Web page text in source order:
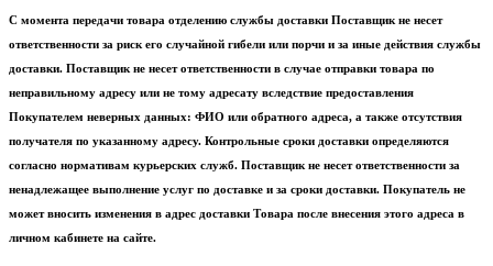
С момента передачи товара отделению службы доставки Поставщик не несет
ответственности за риск его случайной гибели или порчи и за иные действия службы
доставки. Поставщик не несет ответственности в случае отправки товара по
неправильному адресу или не тому адресату вследствие предоставления
Покупателем неверных данных: ФИО или обратного адреса, а также отсутствия
получателя по указанному адресу. Контрольные сроки доставки определяются
согласно нормативам курьерских служб. Поставщик не несет ответственности за
ненадлежащее выполнение услуг по доставке и за сроки доставки. Покупатель не
может вносить изменения в адрес доставки Товара после внесения этого адреса в
личном кабинете на сайте.